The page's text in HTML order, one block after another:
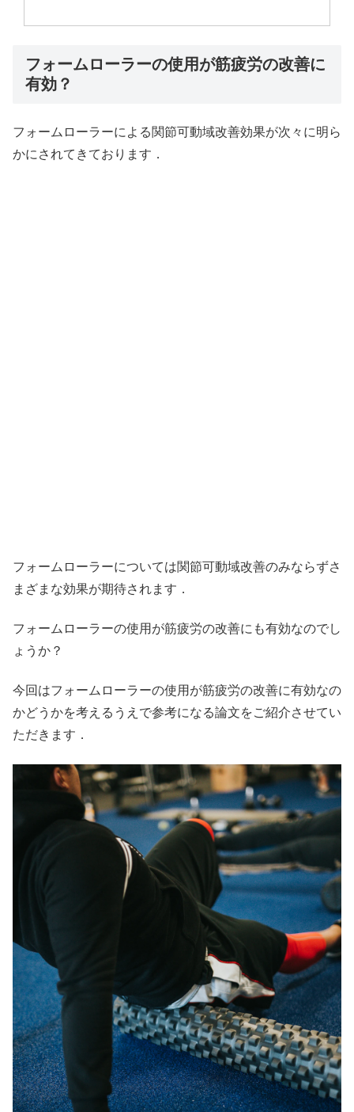
フォームローラーの使用が筋疲労の改善に
有効？
フォームローラーによる関節可動域改善効果が次々に明ら
かにされてきております．
フォームローラーについては関節可動域改善のみならずさ
まざまな効果が期待されます．
フォームローラーの使用が筋疲労の改善にも有効なのでし
ょうか？
今回はフォームローラーの使用が筋疲労の改善に有効なの
かどうかを考えるうえで参考になる論文をご紹介させてい
ただきます．